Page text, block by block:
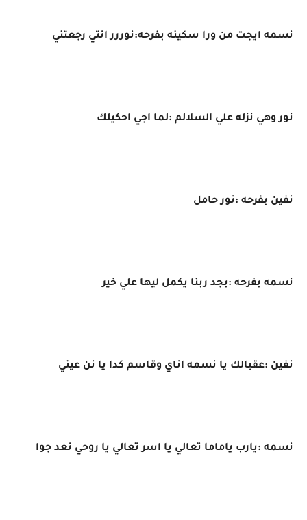
نسمه ايجت من ورا سكينه بفرحه:نوررر انتي رجعتني
نور وهي نزله علي السلالم :لما اجي احكيلك
نفين بفرحه :نور حامل
نسمه بفرحه :بجد ربنا يكمل ليها علي خير
نفين :عقبالك يا نسمه اناي وقاسم كدا يا نن عيني
نسمه :يارب ياماما تعالي يا اسر تعالي يا روحي نعد جوا